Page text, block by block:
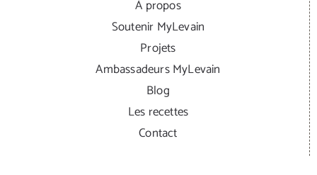
À propos
Soutenir MyLevain
Projets
Ambassadeurs MyLevain
Blog
Les recettes
Contact